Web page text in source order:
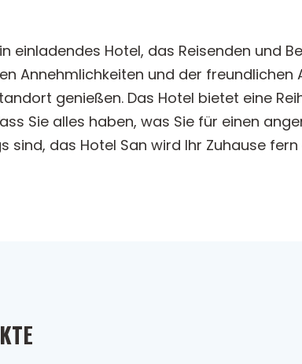
einladendes Hotel, das Reisenden und
Annehmlichkeiten und der freundlichen
genießen. Das Hotel bietet eine
Sie alles haben, was Sie für einen
das Hotel San wird Ihr Zuhause fern